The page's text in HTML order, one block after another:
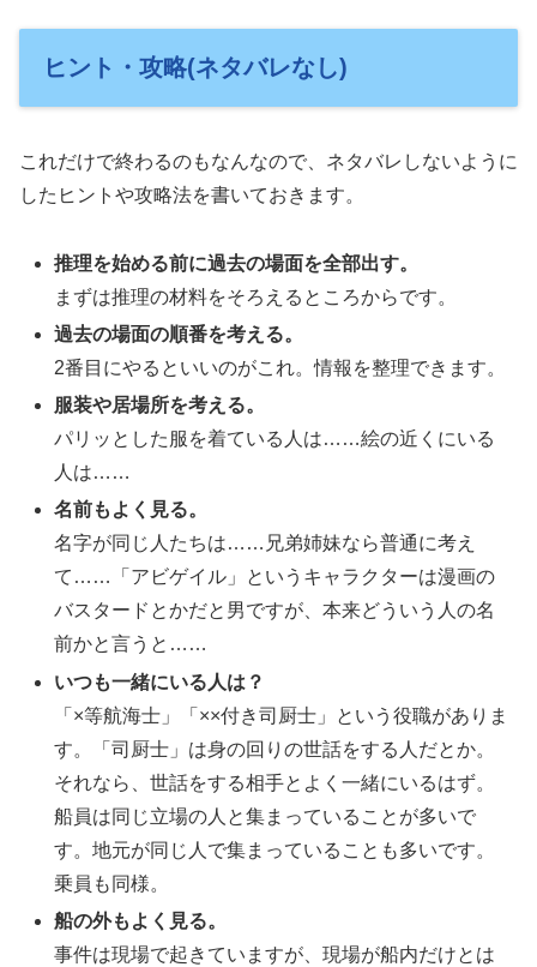
ヒント・攻略(ネタバレなし)
これだけで終わるのもなんなので、ネタバレしないように
したヒントや攻略法を書いておきます。
推理を始める前に過去の場面を全部出す。
まずは推理の材料をそろえるところからです。
過去の場面の順番を考える。
2番目にやるといいのがこれ。情報を整理できます。
服装や居場所を考える。
パリッとした服を着ている人は……絵の近くにいる
人は……
名前もよく見る。
名字が同じ人たちは……兄弟姉妹なら普通に考え
て……「アビゲイル」というキャラクターは漫画の
バスタードとかだと男ですが、本来どういう人の名
前かと言うと……
いつも一緒にいる人は？
「×等航海士」「××付き司厨士」という役職がありま
す。「司厨士」は身の回りの世話をする人だとか。
それなら、世話をする相手とよく一緒にいるはず。
船員は同じ立場の人と集まっていることが多いで
す。地元が同じ人で集まっていることも多いです。
乗員も同様。
船の外もよく見る。
事件は現場で起きていますが、現場が船内だけとは